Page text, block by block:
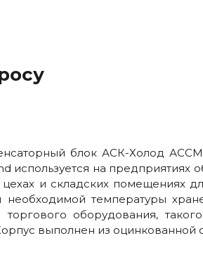
блок АСК-Холод
используется на предприятиях
и складских помещениях
температуры
торгового оборудования,
выполнен из